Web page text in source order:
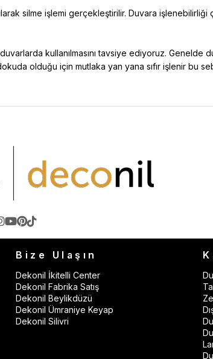
silme işlemi gerçekleştirilir. Duvara işlenebilirliği
kullanılmasını tavsiye ediyoruz. Genelde
olduğu için mutlaka yan yana sıfır işlenir bu
Bize Ulaşın
Dekonil İkitelli Center
Dekonil Fabrika Satış
Dekonil Beylikdüzü
Dekonil Ümraniye Keyap
Dekonil Silivri